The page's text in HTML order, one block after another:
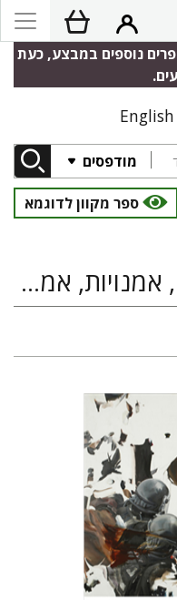
נוספים במבצע, כעת
English
מודפסים
ספר מקוון לדוגמא
פילוסופיה, פסיכולוגיה, אמנויות, אמנות פלסטית